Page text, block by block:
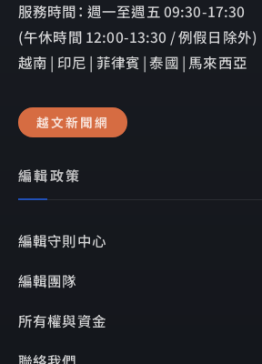
服務時間： 週一至週五 09:30-17:30
(午休時間 12:00-13:30 / 例假日除外)
越南 | 印尼 | 菲律賓 | 泰國 | 馬來西亞
越文新聞網
編輯政策
編輯守則中心
編輯團隊
所有權與資金